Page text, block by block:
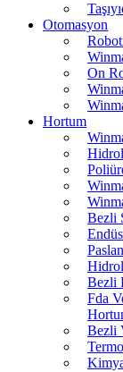
Otomasyon
On
Hortum
Bezli
Bezli
Fda
Bezli